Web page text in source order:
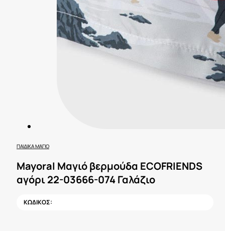
ΠΑΙΔΙΚΆ ΜΑΓΙΌ
Mayoral Μαγιό βερμούδα ECOFRIENDS
αγόρι 22-03666-074 Γαλάζιο
ΚΩΔΙΚΟΣ: